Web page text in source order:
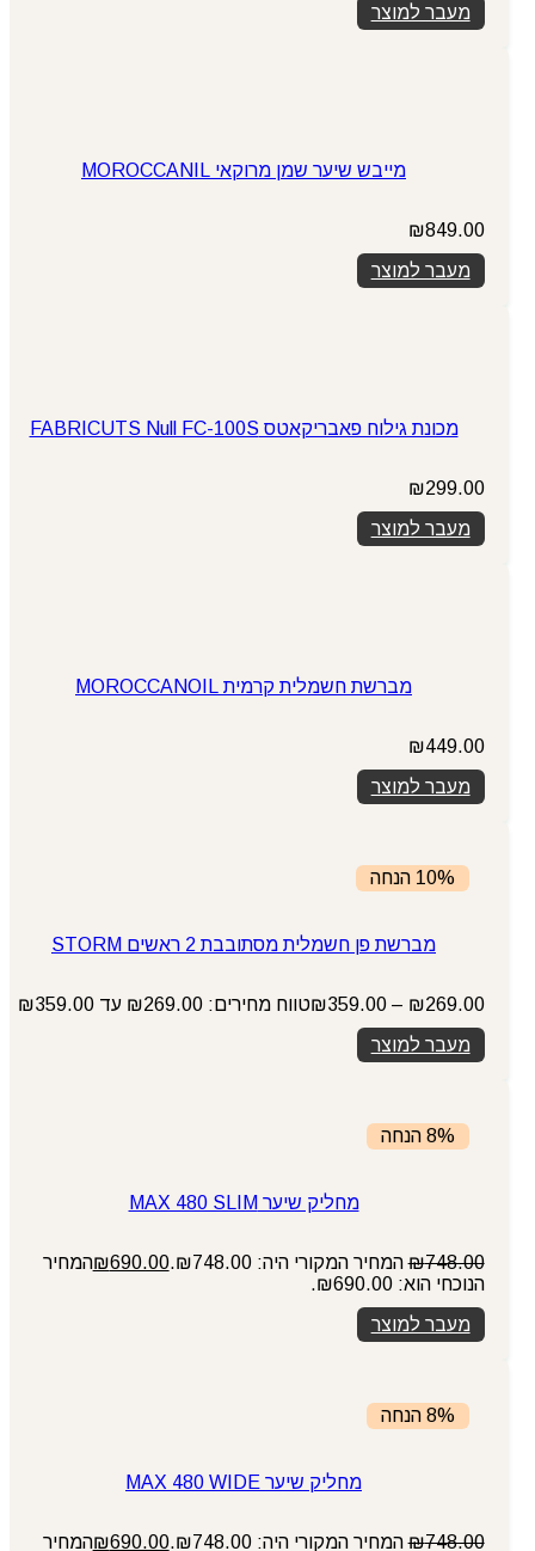
מעבר למוצר
מייבש שיער שמן מרוקאי MOROCCANIL
₪849.00
מעבר למוצר
מכונת גילוח פאבריקאטס FABRICUTS Null FC-100S
₪299.00
מעבר למוצר
מברשת חשמלית קרמית MOROCCANOIL
₪449.00
מעבר למוצר
10% הנחה
מברשת פן חשמלית מסתובבת 2 ראשים STORM
₪269.00
–
₪359.00
טווח מחירים: ⁦₪269.00⁩ עד ⁦₪359.00⁩
מעבר למוצר
8% הנחה
מחליק שיער MAX 480 SLIM
₪748.00 המחיר המקורי היה: ₪748.00. ₪690.00
המחיר
הנוכחי הוא: ₪690.00.
מעבר למוצר
8% הנחה
מחליק שיער MAX 480 WIDE
₪748.00 המחיר המקורי היה: ₪748.00. ₪690.00 המחיר